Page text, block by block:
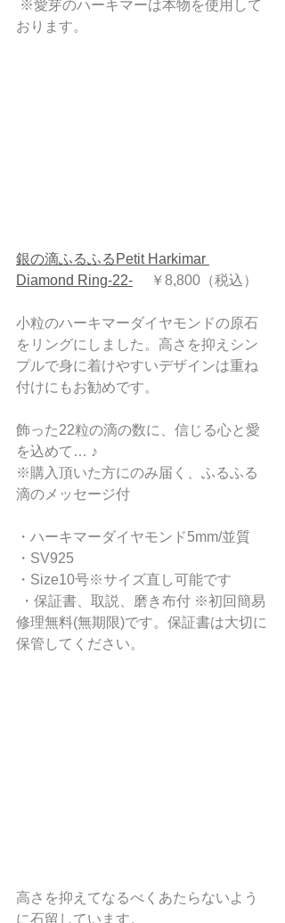
おります。
銀の滴ふるふるPetit Harkimar
Diamond Ring-22- ￥8,800（税込）
小粒のハーキマーダイヤモンドの原石
をリングにしました。高さを抑えシン
プルで身に着けやすいデザインは重ね
付けにもお勧めです。
飾った22粒の滴の数に、信じる心と愛
を込めて… ♪
※購入頂いた方にのみ届く、ふるふる
滴のメッセージ付
・ハーキマーダイヤモンド5mm/並質
・SV925
・Size10号※サイズ直し可能です
修理無料(無期限)です。保証書は大切に
保管してください。
高さを抑えてなるべくあたらないよう
に石留しています。